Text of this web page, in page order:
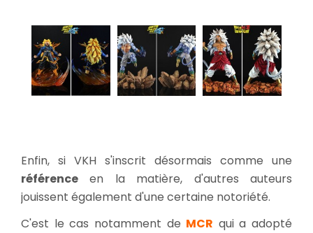
Enfin, si VKH s'inscrit désormais comme une
référence en la matière, d'autres auteurs
jouissent également d'une certaine notoriété.
C'est le cas notamment de MCR qui a adopté